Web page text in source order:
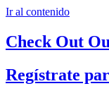
Ir al contenido
Check Out
Regístrate